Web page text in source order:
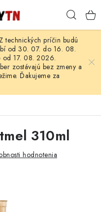
Z technických príčin budú
od 30. 07. do 16. 08.
od 17. 08. 2026.
zostávajú bez zmeny a
Ďakujeme za
310ml
hodnotenia